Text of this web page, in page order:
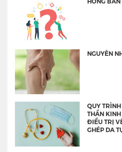
NGUYÊN
QUY
THẦN KINH
ĐIỀU TRỊ
GHÉP DA